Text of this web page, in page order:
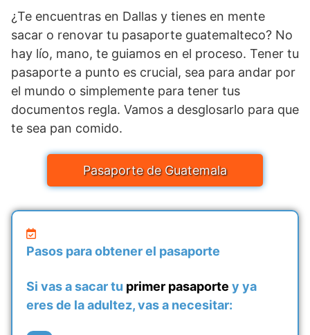
¿Te encuentras en Dallas y tienes en mente
sacar o renovar tu pasaporte guatemalteco? No
hay lío, mano, te guiamos en el proceso. Tener tu
pasaporte a punto es crucial, sea para andar por
el mundo o simplemente para tener tus
documentos regla. Vamos a desglosarlo para que
te sea pan comido.
Pasaporte de Guatemala
Pasos para obtener el pasaporte
Si vas a sacar tu primer pasaporte y ya
eres de la adultez, vas a necesitar: